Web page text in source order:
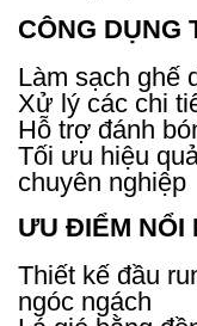
CÔNG DỤNG
Làm sạch ghế
Xử lý các chi
Hỗ trợ đánh
Tối ưu hiệu
chuyên nghiệp
ƯU ĐIỂM NỔI
Thiết kế đầu
ngóc ngách